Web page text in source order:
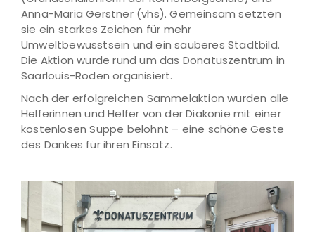
Anna-Maria Gerstner (vhs). Gemeinsam setzten
sie ein starkes Zeichen für mehr
Umweltbewusstsein und ein sauberes Stadtbild.
Die Aktion wurde rund um das Donatuszentrum in
Saarlouis-Roden organisiert.
Nach der erfolgreichen Sammelaktion wurden alle
Helferinnen und Helfer von der Diakonie mit einer
kostenlosen Suppe belohnt – eine schöne Geste
des Dankes für ihren Einsatz.